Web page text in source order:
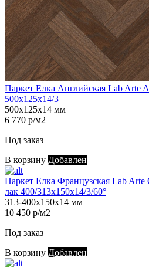
Паркет Елка Английская Lab Arte
500х125х14/3
500х125х14 мм
6 770 р/м2
Под заказ
В корзину Добавлен
Паркет Елка Французская Lab
лак 400/313х150х14/3/60°
313-400х150х14 мм
10 450 р/м2
Под заказ
В корзину Добавлен